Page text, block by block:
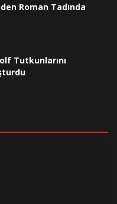
Roman Tadında
Tutkunlarını